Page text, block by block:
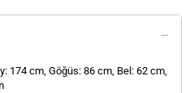
174 cm, Göğüs: 86 cm, Bel: 62 cm,